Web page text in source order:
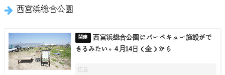
西宮浜総合公園
西宮浜総合公園にバーベキュー施設がで
きるみたい。4月14日（金）から